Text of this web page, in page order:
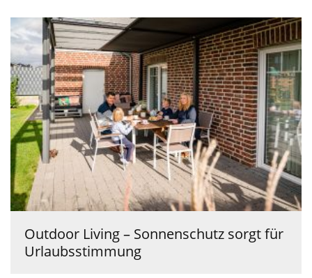
Outdoor Living – Sonnenschutz sorgt für
Urlaubsstimmung